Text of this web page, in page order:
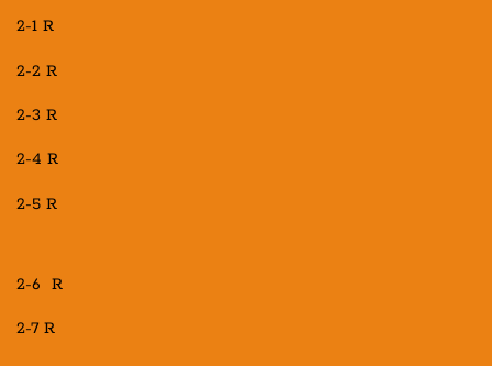
2-1 R
2-2 R
2-3 R
2-4 R
2-5 R
2-6 R
2-7 R